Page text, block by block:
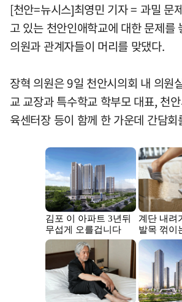
[천안=뉴시스]최영민 기자 = 과밀 문
고 있는 천안인애학교에 대한 문제를
의원과 관계자들이 머리를 맞댔다.
장혁 의원은 9일 천안시의회 내 의원
교 교장과 특수학교 학부모 대표, 천
육센터장 등이 함께 한 가운데 간담회